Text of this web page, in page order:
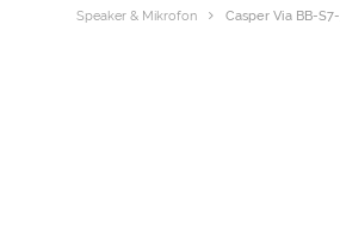
Speaker & Mikrofon
Casper Via BB-